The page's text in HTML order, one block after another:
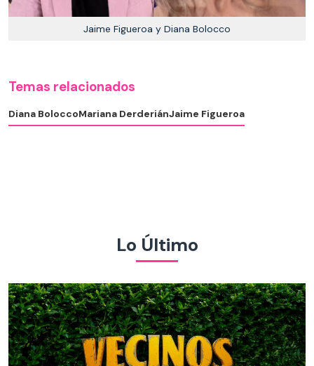
Jaime Figueroa y Diana Bolocco
Temas relacionados
Diana BoloccoMariana DerderiánJaime Figueroa
Lo Último